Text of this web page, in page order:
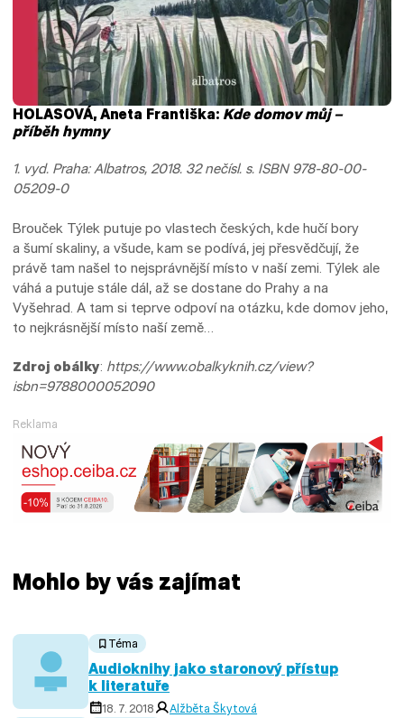
HOLASOVÁ, Aneta Františka: Kde domov můj –
příběh hymny
1. vyd. Praha: Albatros, 2018. 32 nečísl. s. ISBN 978-80-00-
05209-0
Brouček Týlek putuje po vlastech českých, kde hučí bory
a šumí skaliny, a všude, kam se podívá, jej přesvědčují, že
právě tam našel to nejsprávnější místo v naší zemi. Týlek ale
váhá a putuje stále dál, až se dostane do Prahy a na
Vyšehrad. A tam si teprve odpoví na otázku, kde domov jeho,
to nejkrásnější místo naší země…
Zdroj obálky: https://www.obalkyknih.cz/view?
isbn=9788000052090
Reklama
Mohlo by vás zajímat
Téma
Audioknihy jako staronový přístup
k literatuře
18. 7. 2018
Alžběta Škytová